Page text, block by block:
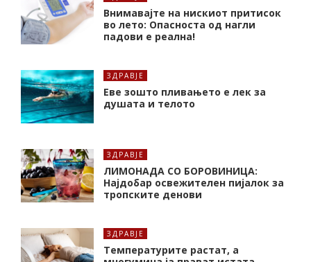
Внимавајте на нискиот притисок
во лето: Опасноста од нагли
падови е реална!
ЗДРАВЈЕ
Еве зошто пливањето е лек за
душата и телото
ЗДРАВЈЕ
ЛИМОНАДА СО БОРОВИНИЦА:
Најдобар освежителен пијалок за
тропските денови
ЗДРАВЈЕ
Температурите растат, а